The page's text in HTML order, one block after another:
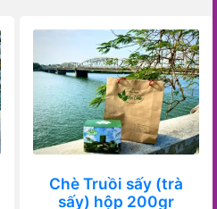
Chè Truồi sấy (trà
sấy) hộp 200gr